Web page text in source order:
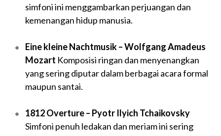
simfoni ini menggambarkan perjuangan dan
kemenangan hidup manusia.
Eine kleine Nachtmusik – Wolfgang Amadeus
Mozart Komposisi ringan dan menyenangkan
yang sering diputar dalam berbagai acara formal
maupun santai.
1812 Overture – Pyotr Ilyich Tchaikovsky
Simfoni penuh ledakan dan meriam ini sering